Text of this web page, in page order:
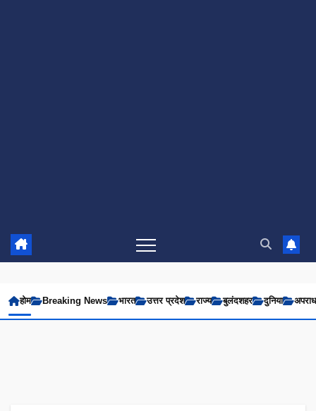
होम Breaking News भारत उत्तर प्रदेश राज्य बुलंदशहर दुनिया अपराध